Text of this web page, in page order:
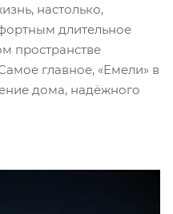
настолько,
длительное
пространстве
главное, «Емели» в
дома, надёжного